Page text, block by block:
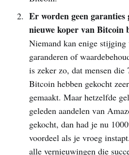
Er worden geen garanties
nieuwe koper van Bitcoin
Niemand kan enige
garanderen of
is zeker zo, dat mensen die
Bitcoin hebben gekocht
gemaakt. Maar hetzelfde
geleden aandelen van
gekocht, dan had je nu
voordeel als je vroeg
alle vernieuwingen die